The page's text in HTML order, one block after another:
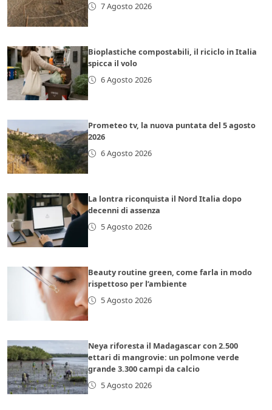
7 Agosto 2026
Bioplastiche compostabili, il riciclo in Italia
spicca il volo
6 Agosto 2026
Prometeo tv, la nuova puntata del 5 agosto
2026
6 Agosto 2026
La lontra riconquista il Nord Italia dopo
decenni di assenza
5 Agosto 2026
Beauty routine green, come farla in modo
rispettoso per l’ambiente
5 Agosto 2026
Neya riforesta il Madagascar con 2.500
ettari di mangrovie: un polmone verde
grande 3.300 campi da calcio
5 Agosto 2026